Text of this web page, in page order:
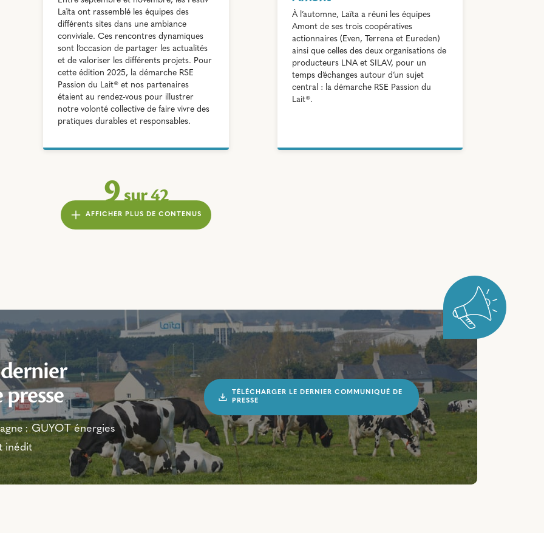
Laïta ont rassemblé les équipes des
différents sites dans une ambiance
conviviale. Ces rencontres dynamiques
sont l’occasion de partager les actualités
et de valoriser les différents projets. Pour
cette édition 2025, la démarche RSE
Passion du Lait® et nos partenaires
étaient au rendez-vous pour illustrer
notre volonté collective de faire vivre des
pratiques durables et responsables.
À l’automne, Laïta a réuni les équipes
Amont de ses trois coopératives
actionnaires (Even, Terrena et Eureden)
ainsi que celles des deux organisations de
producteurs LNA et SILAV, pour un
temps d’échanges autour d’un sujet
central : la démarche RSE Passion du
Lait®.
9sur42
AFFICHER PLUS DE CONTENUS
: GUYOT énergies
inédit
TÉLÉCHARGER LE DERNIER COMMUNIQUÉ DE
PRESSE